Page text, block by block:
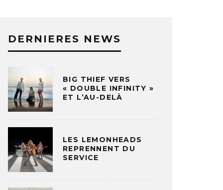
DERNIERES NEWS
BIG THIEF VERS
« DOUBLE INFINITY »
ET L’AU-DELÀ
LES LEMONHEADS
REPRENNENT DU
SERVICE